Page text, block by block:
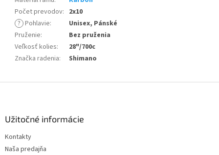
Počet prevodov: 2x10
? Pohlavie:
Unisex, Pánské
Pruženie:
Bez pruženia
Veľkosť kolies:
28"/700c
Značka radenia: Shimano
Užitočné informácie
Kontakty
Naša predajňa